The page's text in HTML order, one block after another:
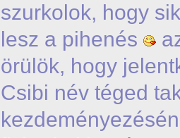
szurkolok, hogy
lesz a pihenés
örülök, hogy
Csibi név téged